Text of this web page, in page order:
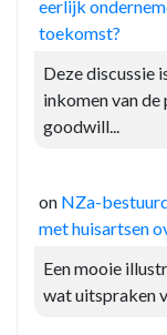
eerlijk
toekomst?
Deze discussie
inkomen van
goodwill...
on NZa-
met huisartsen
Een mooie
wat uitspraken